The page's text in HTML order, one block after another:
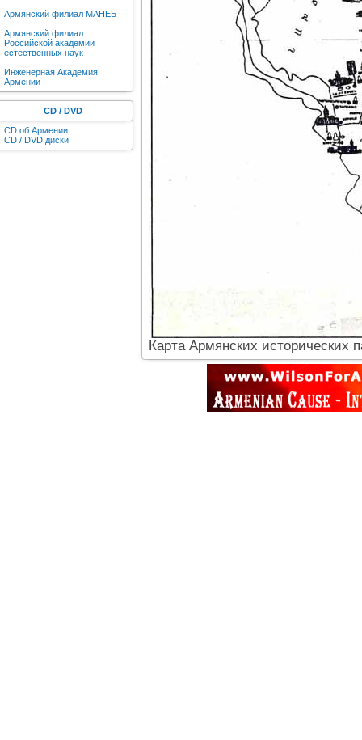
Армянский филиал МАНЕБ
Армянский филиал
Российской академии
естественных наук
Инженерная Академия
Армении
CD / DVD
CD об Армении
CD / DVD диски
Карта Армянских исторических